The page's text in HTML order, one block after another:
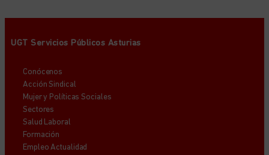
UGT Servicios Públicos Asturias
Conócenos
Acción Sindical
Mujer y Políticas Sociales
Sectores
Salud Laboral
Formación
Empleo Actualidad